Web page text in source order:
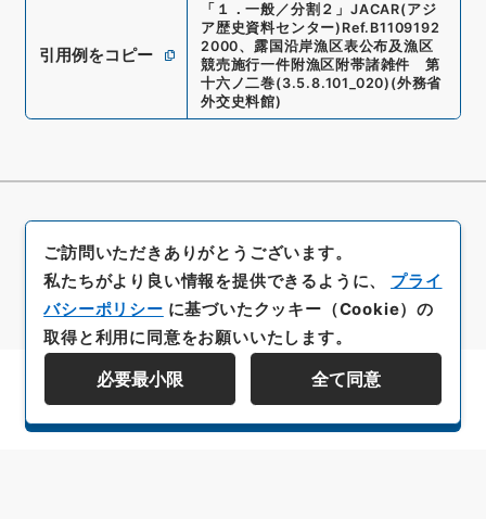
引用例をコピー
「 １．一般／分割２ 」 JACAR(アジ
ア歴史資料センター) Ref. B1109192
2000、 露国沿岸漁区表公布及漁区
競売施行一件附漁区附帯諸雑件 第
十六ノ二巻(3.5.8.101_020) (外務省
外交史料館)
資料群階層を表示する
ご訪問いただきありがとうございます。
私たちがより良い情報を提供できるように、 プライ
バシーポリシー に基づいたクッキー（Cookie）の
取得と利用に同意をお願いいたします。
必要最小限 全て同意